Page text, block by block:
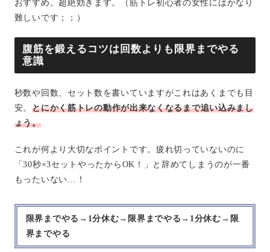
おすすめ。超絶効きます。（筋トレ初心者の女性にはかなり
難しいです；；）
腹筋を鍛えるコツは回数よりも限界までやる
意識
秒数や回数、セット数を書いていますがこれはあくまでも目
安。とにかく筋トレの動作が出来なくなるまで追い込みまし
ょう。
これが何より大切なポイントです。疲れ切っていないのに
「30秒×3セットやったからOK！」と辞めてしまうのが一番
もったいない…！
限界までやる→1分休む→限界までやる→1分休む→限
界までやる